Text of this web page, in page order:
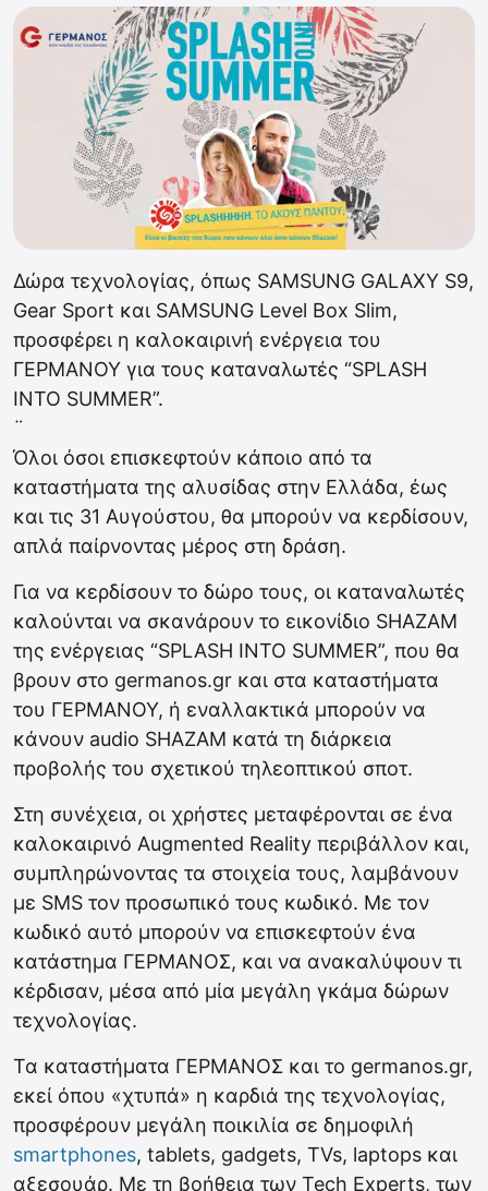
Δώρα τεχνολογίας, όπως SAMSUNG GALAXY S9,
Gear Sport και SAMSUNG Level Box Slim,
προσφέρει η καλοκαιρινή ενέργεια του
ΓΕΡΜΑΝΟΥ για τους καταναλωτές “SPLASH
INTO SUMMER”.
¨
Όλοι όσοι επισκεφτούν κάποιο από τα
καταστήματα της αλυσίδας στην Ελλάδα, έως
και τις 31 Αυγούστου, θα μπορούν να κερδίσουν,
απλά παίρνοντας μέρος στη δράση.
Για να κερδίσουν το δώρο τους, οι καταναλωτές
καλούνται να σκανάρουν το εικονίδιο SHAZAM
της ενέργειας “SPLASH INTO SUMMER”, που θα
βρουν στο germanos.gr και στα καταστήματα
του ΓΕΡΜΑΝΟΥ, ή εναλλακτικά μπορούν να
κάνουν audio SHAZAM κατά τη διάρκεια
προβολής του σχετικού τηλεοπτικού σποτ.
Στη συνέχεια, οι χρήστες μεταφέρονται σε ένα
καλοκαιρινό Augmented Reality περιβάλλον και,
συμπληρώνοντας τα στοιχεία τους, λαμβάνουν
με SMS τον προσωπικό τους κωδικό. Με τον
κωδικό αυτό μπορούν να επισκεφτούν ένα
κατάστημα ΓΕΡΜΑΝΟΣ, και να ανακαλύψουν τι
κέρδισαν, μέσα από μία μεγάλη γκάμα δώρων
τεχνολογίας.
Τα καταστήματα ΓΕΡΜΑΝΟΣ και το germanos.gr,
εκεί όπου «χτυπά» η καρδιά της τεχνολογίας,
προσφέρουν μεγάλη ποικιλία σε δημοφιλή
smartphones, tablets, gadgets, TVs, laptops και
αξεσουάρ. Με τη βοήθεια των Tech Experts, των